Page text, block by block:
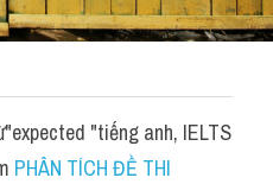
"tiếng anh, IELTS
PHÂN TÍCH ĐỀ THI